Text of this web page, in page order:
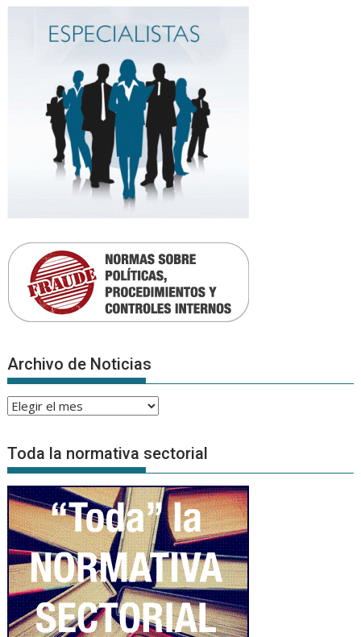
Archivo de Noticias
Archivo
Noticias
Toda la normativa sectorial